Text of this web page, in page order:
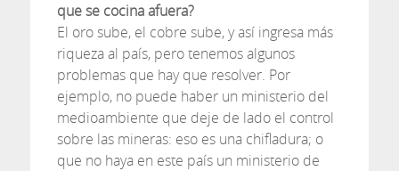
que se cocina afuera?
El oro sube, el cobre sube, y así ingresa más
riqueza al país, pero tenemos algunos
problemas que hay que resolver. Por
ejemplo, no puede haber un ministerio del
medioambiente que deje de lado el control
sobre las mineras: eso es una chifladura; o
que no haya en este país un ministerio de